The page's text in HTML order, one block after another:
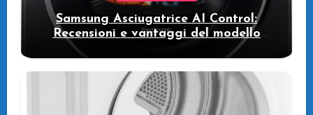
Samsung Asciugatrice AI Control:
Recensioni e vantaggi del modello